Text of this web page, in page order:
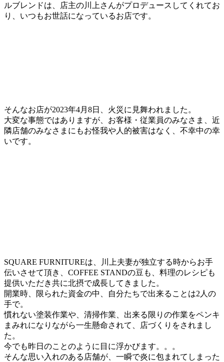
ルブレンドは、店主の川上さんがプロデュースしてくれてお
り、いつもお世話になっているお店です。
そんなお店が2023年4月8日、火災に見舞われました。
大変な事態ではありますが、お客様・従業員のみなさま、近
隣店舗のみなさまにもお怪我や人的被害はなく、不幸中の幸
いです。
SQUARE FURNITUREは、川上夫妻が独立する時からお手
伝いさせて頂き、COFFEE STANDの豆も、料理のレシピも
提供いただき共に北摂で成長してきました。
開業時、限られた資金の中、自分たちで出来ることは2人の
手で。
慣れない塗装作業や、清掃作業、出来る限りの作業をペンキ
まみれになりながら一生懸命されて、店づくりをされまし
た。
今でも昨日のことのように目に浮かびます。。。
そんな思い入れのある店舗が、一瞬で炎に包まれてしまった